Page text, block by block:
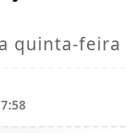
quinta-feira